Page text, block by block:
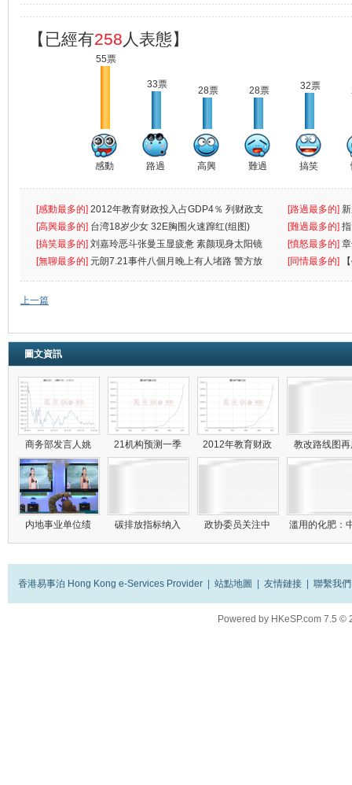
【已經有258 人表態】
55票
感動
33票
路過
28票
高興
28票
難過
32票
搞笑
[感動最多的] 2012年教育财政投入占GDP4％ 列财政支
出首位
[路過最多的]
[高興最多的] 台湾18岁少女 32E胸围火速蹿红(组图) [難過最多的]
罪
[搞笑最多的] 刘嘉玲恶斗张曼玉显疲惫 素颜现身太阳镜
遮
[憤怒最多的]
[無聊最多的] 元朗7.21事件八個月晚上有人堵路 警方放
催
[同情最多的]
敗
上一篇
圖文資訊
商务部发言人姚 21机构预测一季 2012年教育财政 教改路线图
内地事业单位绩 碳排放指标纳入 政协委员关注中 滥用的化肥：
香港易事泊 Hong Kong e-Services Provider 站點地圖 友情鏈接 聯繫我們
Powered by HKeSP.com 7.5 ©